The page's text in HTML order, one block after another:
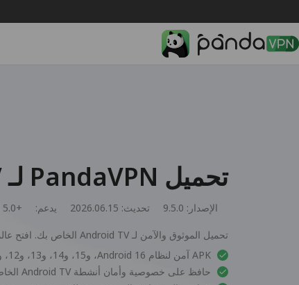
تحميل PandaVPN لـ Android TV
الإصدار: 9.5.0 تحديث: 2026.06.15 يدعم:
تحميل الموثوق والآمن لـ Android TV الخاص بك. افتح عالماً جديداً من الترفيه.
APK آمن لنظام Android 16، و15، و14، و13، و12، و11، و10، و9، و8، و7، و6، و5
حافظ على خصوصية وأمان أنشطة Android TV الخاصة بك